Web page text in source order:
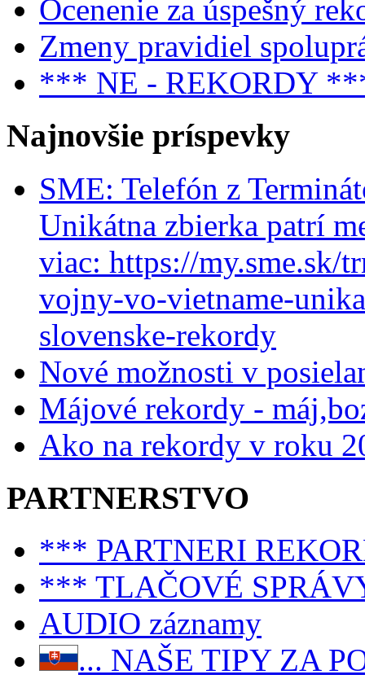
Ocenenie za úspešný
Zmeny pravidiel
*** NE - REKORDY
Najnovšie príspevky
SME: Telefón z
Unikátna zbierka patrí
viac: https://my.sme.sk/
vojny-vo-vietname-
slovenske-rekordy
Nové možnosti v
Májové rekordy -
Ako na rekordy v roku
PARTNERSTVO
*** PARTNERI
*** TLAČOVÉ
AUDIO záznamy
... NAŠE TIPY ZA